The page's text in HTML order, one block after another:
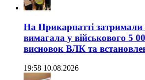
На Прикарпатті затримали
вимагала у військового 5
висновок ВЛК та
19:58 10.08.2026